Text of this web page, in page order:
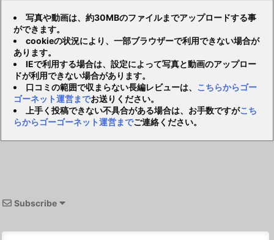
写真や動画は、約30MBのファイルまでアップロードする事
ができます。
cookieの状況により、一部ブラウザーで利用できない場合が
あります。
IEで利用する場合は、設定によって写真と動画のアップロー
ドが利用できない場合があります。
口コミの範囲で収まらない長編レビューは、 こちらからゴー
ゴーネット運営までお送りください。
上手く投稿できない不具合がある場合は、お手数ですがこち
らからゴーゴーネット運営までご連絡ください。
Subscribe